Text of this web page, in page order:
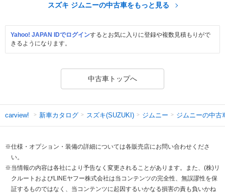
スズキ ジムニーの中古車をもっと見る
Yahoo! JAPAN IDでログインするとお気に入りに登録や複数見積もりがで
きるようになります。
中古車トップへ
carview! 新車カタログ スズキ(SUZUKI) ジムニー ジムニーの中古
※仕様・オプション・装備の詳細については各販売店にお問い合わせくださ
い。
※当情報の内容は各社により予告なく変更されることがあります。また、(株)リ
クルートおよびLINEヤフー株式会社は当コンテンツの完全性、無誤謬性を保
証するものではなく、当コンテンツに起因するいかなる損害の責も負いかね